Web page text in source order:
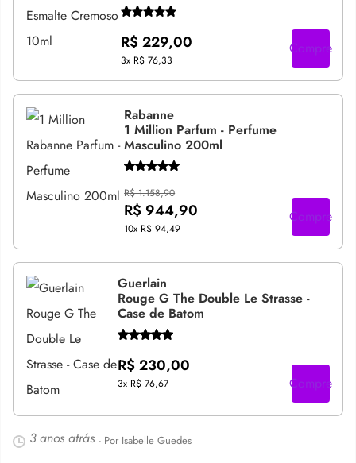
R$ 229,00
3x R$ 76,33
Compre
Rabanne
1 Million Parfum - Perfume
Masculino 200ml
R$ 1.158,90
R$ 944,90
10x R$ 94,49
Compre
Guerlain
Rouge G The Double Le Strasse -
Case de Batom
R$ 230,00
3x R$ 76,67 Compre
3 anos atrás - Por Isabelle Guedes